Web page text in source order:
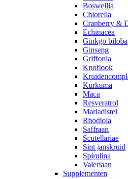
Boswellia
Chlorella
Cranberry &
Echinacea
Ginkgo biloba
Ginseng
Griffonia
Knoflook
Kurkuma
Maca
Resveratrol
Mariadistel
Rhodiola
Saffraan
Scutellariae
Sint janskruid
Spirulina
Valeriaan
Supplementen